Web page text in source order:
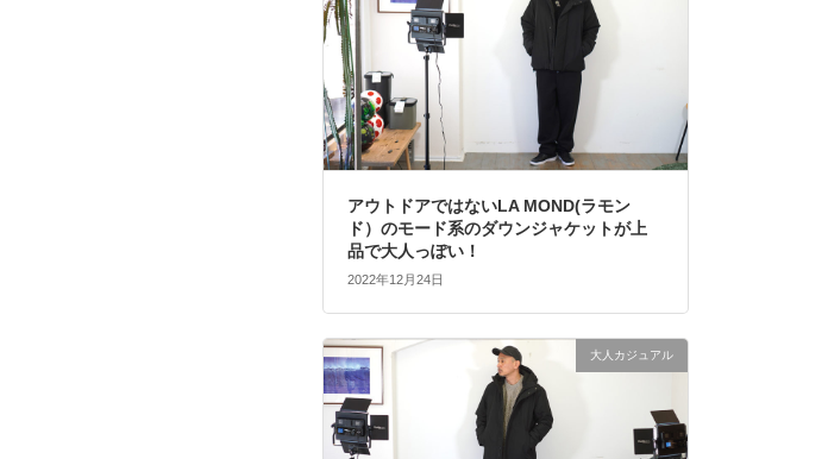
アウトドアではないLA MOND(ラモン
ド）のモード系のダウンジャケットが上
品で大人っぽい！
2022年12月24日
大人カジュアル